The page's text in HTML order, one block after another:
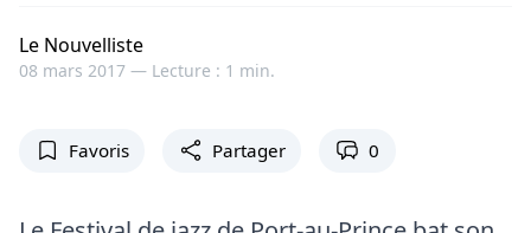
Le Nouvelliste
08 mars 2017 — Lecture : 1 min.
Favoris Partager 0